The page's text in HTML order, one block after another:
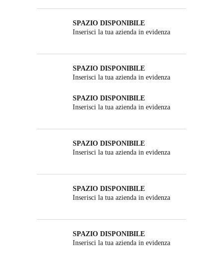
SPAZIO DISPONIBILE
Inserisci la tua azienda in evidenza
SPAZIO DISPONIBILE
Inserisci la tua azienda in evidenza
SPAZIO DISPONIBILE
Inserisci la tua azienda in evidenza
SPAZIO DISPONIBILE
Inserisci la tua azienda in evidenza
SPAZIO DISPONIBILE
Inserisci la tua azienda in evidenza
SPAZIO DISPONIBILE
Inserisci la tua azienda in evidenza